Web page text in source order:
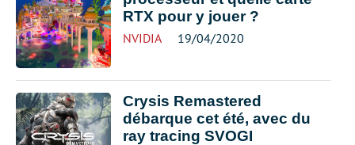
RTX pour y jouer ?
NVIDIA 19/04/2020
Crysis Remastered
débarque cet été, avec du
ray tracing SVOGI